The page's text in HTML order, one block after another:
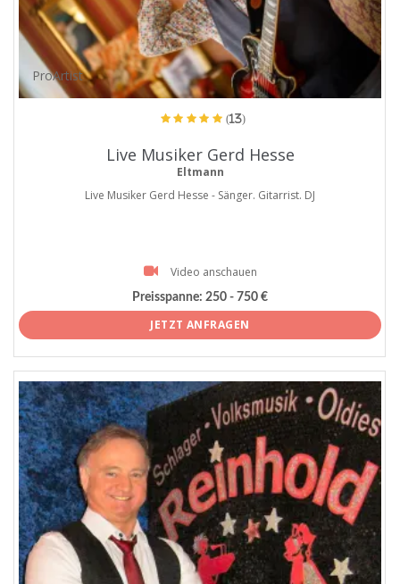
ProArtist
(13)
Live Musiker Gerd Hesse
Eltmann
Live Musiker Gerd Hesse - Sänger. Gitarrist. DJ
Video anschauen
Preisspanne: 250 - 750 €
JETZT ANFRAGEN